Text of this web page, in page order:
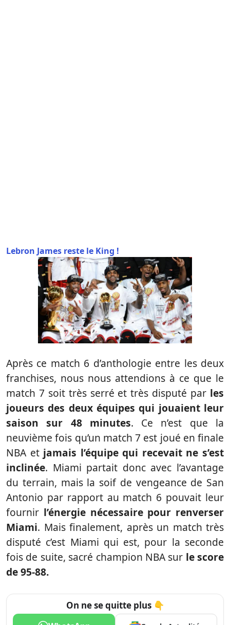
Lebron James reste le King !
Après ce match 6 d’anthologie entre les deux
franchises, nous nous attendions à ce que le
match 7 soit très serré et très disputé par les
joueurs des deux équipes qui jouaient leur
saison sur 48 minutes. Ce n’est que la
neuvième fois qu’un match 7 est joué en finale
NBA et jamais l’équipe qui recevait ne s’est
inclinée. Miami partait donc avec l’avantage
du terrain, mais la soif de vengeance de San
Antonio par rapport au match 6 pouvait leur
fournir l’énergie nécessaire pour renverser
Miami. Mais finalement, après un match très
disputé c’est Miami qui est, pour la seconde
fois de suite, sacré champion NBA sur le score
de 95-88.
On ne se quitte plus 👇